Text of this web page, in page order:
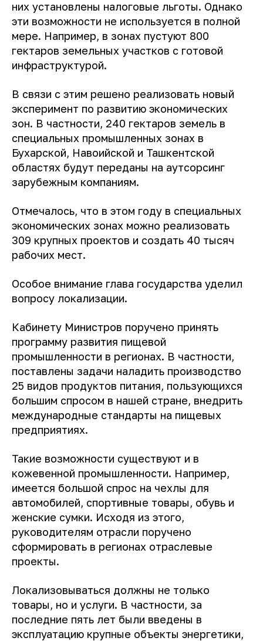
них установлены налоговые льготы. Однако
эти возможности не используется в полной
мере. Например, в зонах пустуют 800
гектаров земельных участков с готовой
инфраструктурой.
В связи с этим решено реализовать новый
эксперимент по развитию экономических
зон. В частности, 240 гектаров земель в
специальных промышленных зонах в
Бухарской, Навоийской и Ташкентской
областях будут переданы на аутсорсинг
зарубежным компаниям.
Отмечалось, что в этом году в специальных
экономических зонах можно реализовать
309 крупных проектов и создать 40 тысяч
рабочих мест.
Особое внимание глава государства уделил
вопросу локализации.
Кабинету Министров поручено принять
программу развития пищевой
промышленности в регионах. В частности,
поставлены задачи наладить производство
25 видов продуктов питания, пользующихся
большим спросом в нашей стране, внедрить
международные стандарты на пищевых
предприятиях.
Такие возможности существуют и в
кожевенной промышленности. Например,
имеется большой спрос на чехлы для
автомобилей, спортивные товары, обувь и
женские сумки. Исходя из этого,
руководителям отрасли поручено
сформировать в регионах отраслевые
проекты.
Локализовываться должны не только
товары, но и услуги. В частности, за
последние пять лет были введены в
эксплуатацию крупные объекты энергетики,